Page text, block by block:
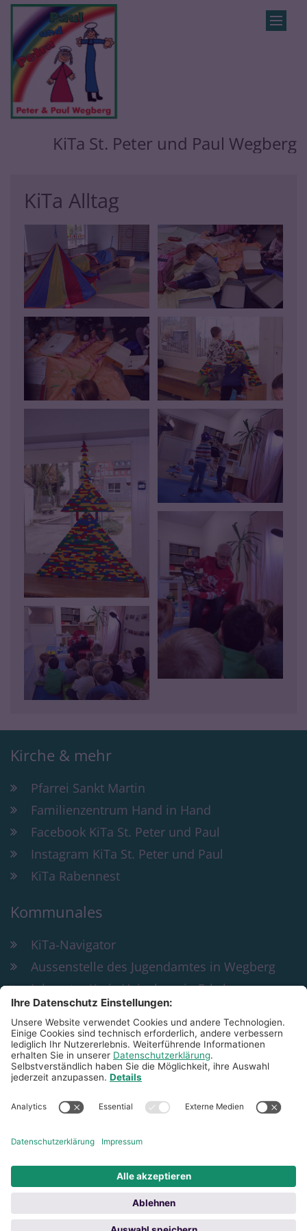
Zum Inhalt springen
KiTa St. Peter und Paul Wegberg
KiTa Alltag
Kirche & mehr
Pfarrei Sankt Martin
Familienzentrum Hand in Hand
Facebook KiTa St. Peter und Paul
Instagram KiTa St. Peter und Paul
KiTa Rabennest
Kommunales
KiTa-Navigator
Aussenstelle des Jugendamtes in Wegberg
Jobcenter Kreis Heinsberg in Erkelenz
Bildung und Teilhabe
KiTa St. Peter & Paul Wegberg
Rathausplatz 29
02434 4862
peter-und-paul@familienzentrum-
sanktmartinwegberg.de
© Bistum Aachen Impressum